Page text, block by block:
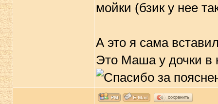
мойки (бзик у нее
А это я сама
Это Маша у дочки в
сохранить